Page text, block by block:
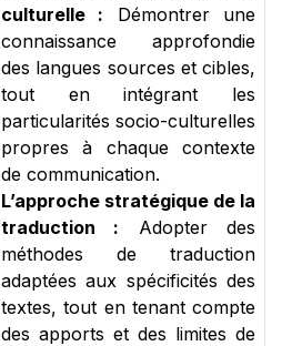
culturelle : Démontrer une
connaissance approfondie
des langues sources et cibles,
tout en intégrant les
particularités socio-culturelles
propres à chaque contexte
de communication.
L’approche stratégique de la
traduction : Adopter des
méthodes de traduction
adaptées aux spécificités des
textes, tout en tenant compte
des apports et des limites de